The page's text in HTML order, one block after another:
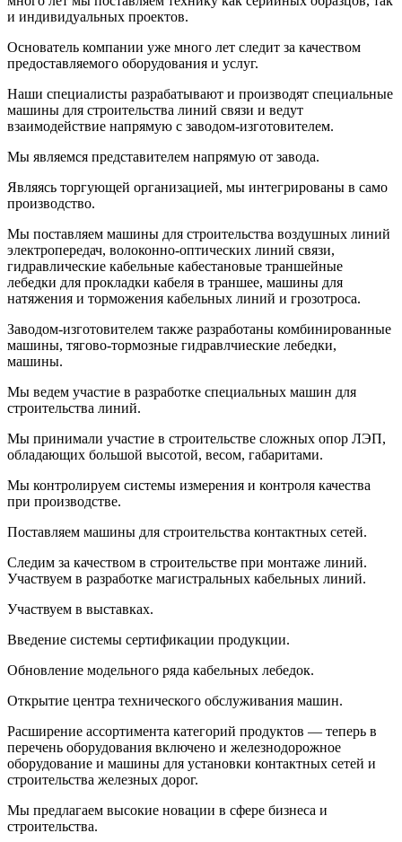
и индивидуальных проектов.
Основатель компании уже много лет следит за качеством
предоставляемого оборудования и услуг.
Наши специалисты разрабатывают и производят специальные
машины для строительства линий связи и ведут
взаимодействие напрямую с заводом-изготовителем.
Мы являемся представителем напрямую от завода.
Являясь торгующей организацией, мы интегрированы в само
производство.
Мы поставляем машины для строительства воздушных линий
электропередач, волоконно-оптических линий связи,
гидравлические кабельные кабестановые траншейные
лебедки для прокладки кабеля в траншее, машины для
натяжения и торможения кабельных линий и грозотроса.
Заводом-изготовителем также разработаны комбинированные
машины, тягово-тормозные гидравлчиеские лебедки,
машины.
Мы ведем участие в разработке специальных машин для
строительства линий.
Мы принимали участие в строительстве сложных опор ЛЭП,
обладающих большой высотой, весом, габаритами.
Мы контролируем системы измерения и контроля качества
при производстве.
Поставляем машины для строительства контактных сетей.
Следим за качеством в строительстве при монтаже линий.
Участвуем в разработке магистральных кабельных линий.
Участвуем в выставках.
Введение системы сертификации продукции.
Обновление модельного ряда кабельных лебедок.
Открытие центра технического обслуживания машин.
Расширение ассортимента категорий продуктов — теперь в
перечень оборудования включено и железнодорожное
оборудование и машины для установки контактных сетей и
строительства железных дорог.
Мы предлагаем высокие новации в сфере бизнеса и
строительства.